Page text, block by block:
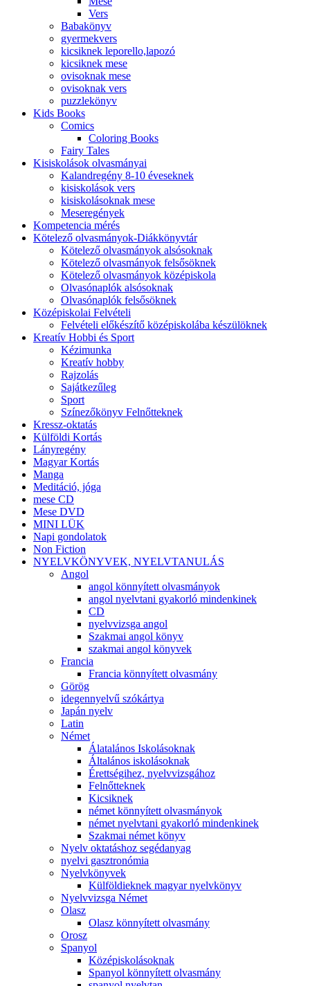
Vers
Babakönyv
gyermekvers
kicsiknek leporello,lapozó
kicsiknek mese
ovisoknak mese
ovisoknak vers
puzzlekönyv
Kids Books
Comics
Coloring Books
Fairy Tales
Kisiskolások olvasmányai
Kalandregény 8-10 éveseknek
kisiskolások vers
kisiskolásoknak mese
Meseregények
Kompetencia mérés
Kötelező olvasmányok-Diákkönyvtár
Kötelező olvasmányok alsósoknak
Kötelező olvasmányok felsősöknek
Kötelező olvasmányok középiskola
Olvasónaplók alsósoknak
Olvasónaplók felsősöknek
Középiskolai Felvételi
Felvételi előkészítő középiskolába készülöknek
Kreatív Hobbi és Sport
Kézimunka
Kreatív hobby
Rajzolás
Sajátkezűleg
Sport
Színezőkönyv Felnőtteknek
Kressz-oktatás
Külföldi Kortás
Lányregény
Magyar Kortás
Manga
Meditáció, jóga
mese CD
Mese DVD
MINI LÜK
Napi gondolatok
Non Fiction
NYELVKÖNYVEK, NYELVTANULÁS
Angol
angol könnyített olvasmányok
angol nyelvtani gyakorló mindenkinek
CD
nyelvvizsga angol
Szakmai angol könyv
szakmai angol könyvek
Francia
Francia könnyített olvasmány
Görög
idegennyelvű szókártya
Japán nyelv
Latin
Német
Álatalános Iskolásoknak
Általános iskolásoknak
Érettségihez, nyelvvizsgához
Felnőtteknek
Kicsiknek
német könnyített olvasmányok
német nyelvtani gyakorló mindenkinek
Szakmai német könyv
Nyelv oktatáshoz segédanyag
nyelvi gasztronómia
Nyelvkönyvek
Külföldieknek magyar nyelvkönyv
Nyelvvizsga Német
Olasz
Olasz könnyített olvasmány
Orosz
Spanyol
Középiskolásoknak
Spanyol könnyített olvasmány